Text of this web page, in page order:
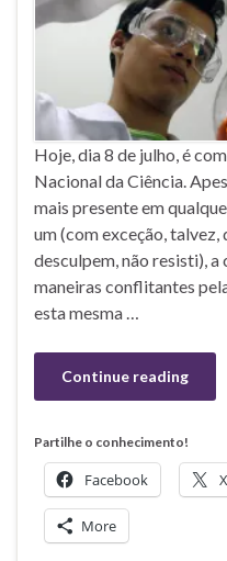
Hoje, dia 8 de julho, é
Nacional da Ciência.
mais presente em
um (com exceção, talvez,
desculpem, não resisti), a
maneiras conflitantes
esta mesma …
Continue reading
Partilhe o conhecimento!
Facebook X
More